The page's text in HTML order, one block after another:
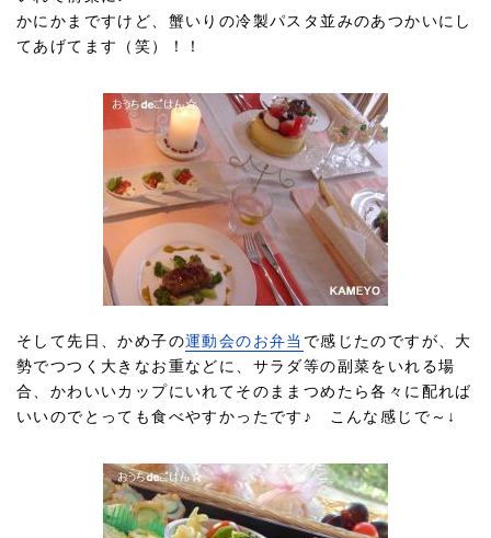
かにかまですけど、蟹いりの冷製パスタ並みのあつかいにし
てあげてます（笑）！！
そして先日、かめ子の運動会のお弁当 で感じたのですが、大
勢でつつく大きなお重などに、サラダ等の副菜をいれる場
合、かわいいカップにいれてそのままつめたら各々に配れば
いいのでとっても食べやすかったです♪ こんな感じで～↓